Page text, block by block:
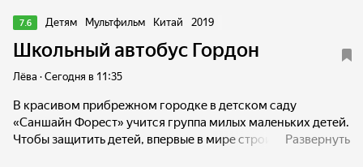
7.6 Детям Мультфильм Китай 2019
Школьный автобус Гордон
Лёва · Сегодня в 11:35
В красивом прибрежном городке в детском саду
«Саншайн Форест» учится группа милых маленьких детей.
Чтобы защитить детей, впервые в мире строится автобус,
Развернуть